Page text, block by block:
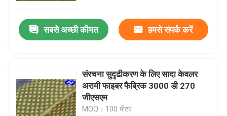
उत्पाद
वीडियो
सबसे अच्छी कीमत हमसे संपर्क करें
संरचना सुदृढीकरण के लिए सादा केवलर
अरामी फाइबर फैब्रिक 3000 डी 270
जीएसएम
MOQ：100 मीटर